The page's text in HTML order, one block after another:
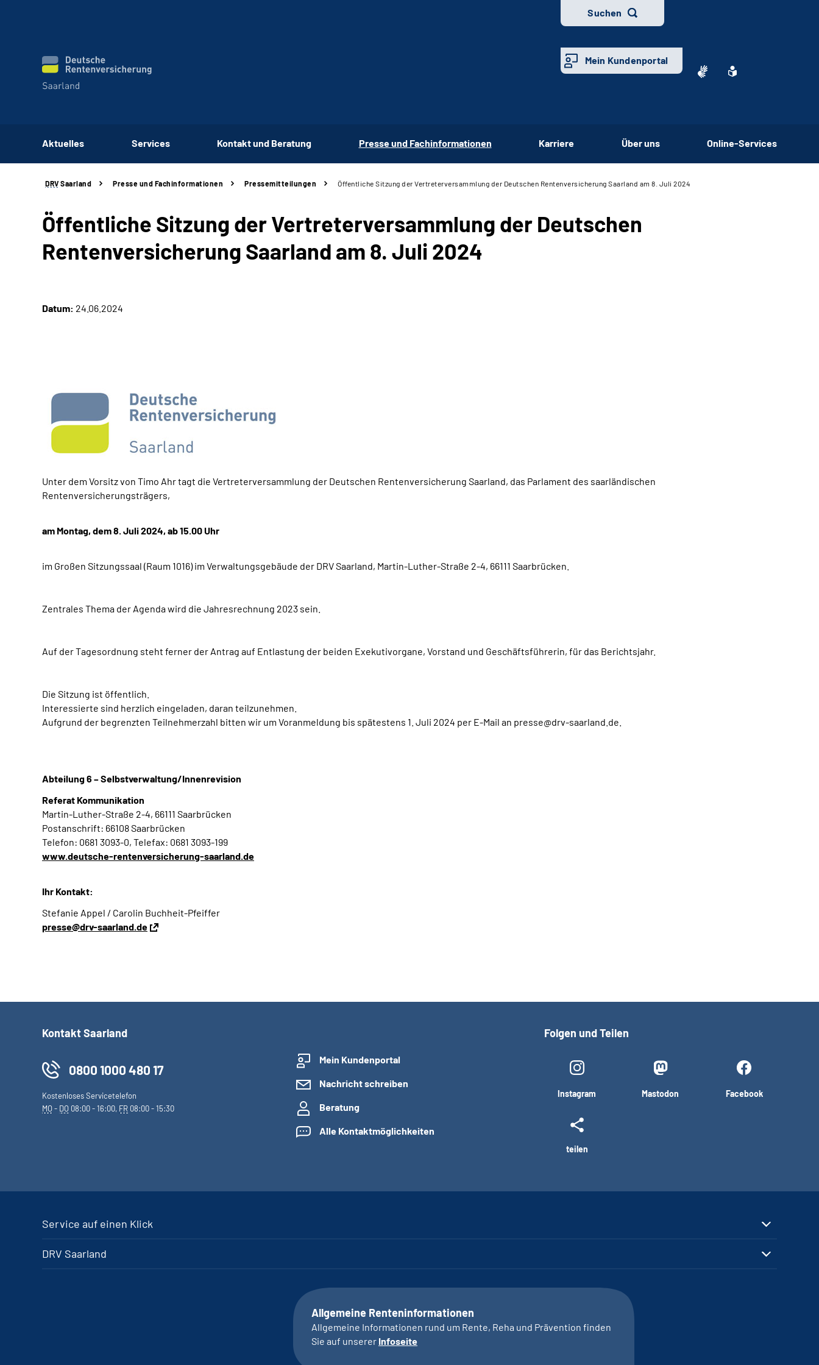
Suchen
Mein Kundenportal
Aktuelles Services Kontakt und Beratung Presse und Fachinformationen Karriere Über uns Online-Services
DRV Saarland Presse und Fachinformationen Pressemitteilungen Öffentliche Sitzung der Vertreterversammlung der Deutschen Rentenversicherung Saarland am 8. Juli 2024
Öffentliche Sitzung der Vertreterversammlung der Deutschen
Rentenversicherung Saarland am 8. Juli 2024
Datum: 24.06.2024
Unter dem Vorsitz von Timo Ahr tagt die Vertreterversammlung der Deutschen Rentenversicherung Saarland, das Parlament des saarländischen
Rentenversicherungsträgers,
am Montag, dem 8. Juli 2024, ab 15.00 Uhr
im Großen Sitzungssaal (Raum 1016) im Verwaltungsgebäude der DRV Saarland, Martin-Luther-Straße 2-4, 66111 Saarbrücken.
Zentrales Thema der Agenda wird die Jahresrechnung 2023 sein.
Auf der Tagesordnung steht ferner der Antrag auf Entlastung der beiden Exekutivorgane, Vorstand und Geschäftsführerin, für das Berichtsjahr.
Die Sitzung ist öffentlich.
Interessierte sind herzlich eingeladen, daran teilzunehmen.
Aufgrund der begrenzten Teilnehmerzahl bitten wir um Voranmeldung bis spätestens 1. Juli 2024 per E-Mail an presse@drv-saarland.de.
Abteilung 6 – Selbstverwaltung/Innenrevision
Referat Kommunikation
Martin-Luther-Straße 2-4, 66111 Saarbrücken
Postanschrift: 66108 Saarbrücken
Telefon: 0681 3093-0, Telefax: 0681 3093-199
www.deutsche-rentenversicherung-saarland.de
Ihr Kontakt:
Stefanie Appel / Carolin Buchheit-Pfeiffer
presse@drv-saarland.de
Kontakt Saarland
0800 1000 480 17
Kostenloses Servicetelefon
MO- DO 08:00 - 16:00, FR 08:00 - 15:30
Mein Kundenportal
Nachricht schreiben
Beratung
Alle Kontaktmöglichkeiten
Folgen und Teilen
Instagram Mastodon Facebook
teilen
Service auf einen Klick
DRV Saarland
Allgemeine Renteninformationen
Allgemeine Informationen rund um Rente, Reha und Prävention finden
Sie auf unserer Infoseite